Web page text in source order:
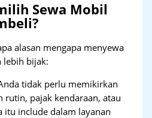
Sewa Mobil
alasan mengapa menyewa
lebih bijak:
tidak perlu memikirkan
rutin, pajak kendaraan, atau
itu include dalam layanan